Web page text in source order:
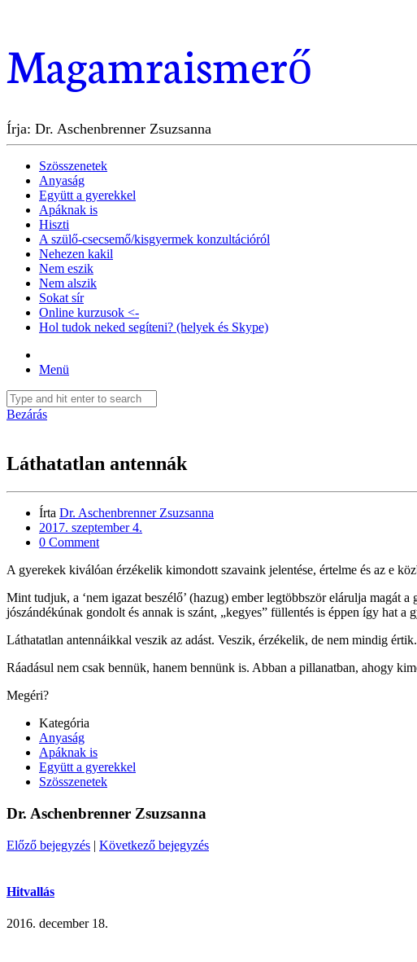
Magamraismerő
Írja: Dr. Aschenbrenner Zsuzsanna
Szösszenetek
Anyaság
Együtt a gyerekkel
Apáknak is
Hiszti
A szülő-csecsemő/kisgyermek konzultációról
Nehezen kakil
Nem eszik
Nem alszik
Sokat sír
Online kurzusok <-
Hol tudok neked segíteni? (helyek és Skype)
Menü
Bezárás
Láthatatlan antennák
Írta Dr. Aschenbrenner Zsuzsanna
2017. szeptember 4.
0 Comment
A gyerekek kiválóan érzékelik kimondott szavaink jelentése, értelme és az e
Mint tudjuk, a ‘nem igazat beszélő’ (hazug) ember legtöbbször elárulja magát
jószándékúnak gondolt és annak is szánt, „kegyes” füllentés is éppen így hat a
Láthatatlan antennáikkal veszik az adást. Veszik, érzékelik, de nem mindig
Ráadásul nem csak bennük, hanem bennünk is. Abban a pillanatban, ahogy
Megéri?
Kategória
Anyaság
Apáknak is
Együtt a gyerekkel
Szösszenetek
Dr. Aschenbrenner Zsuzsanna
Előző bejegyzés | Következő bejegyzés
Hitvallás
2016. december 18.